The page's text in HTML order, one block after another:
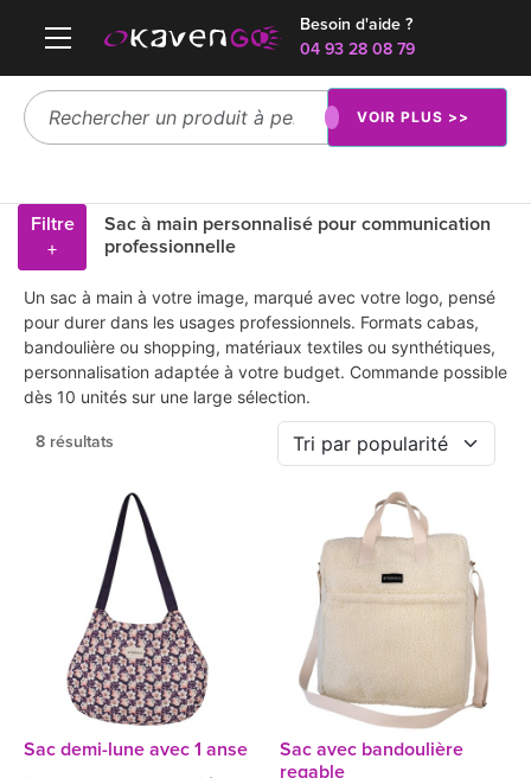
Besoin d'aide ?
04 93 28 08 79
VOIR PLUS >>
Filtre
+
Sac à main personnalisé pour communication
professionnelle
Un sac à main à votre image, marqué avec votre logo, pensé
pour durer dans les usages professionnels. Formats cabas,
bandoulière ou shopping, matériaux textiles ou synthétiques,
personnalisation adaptée à votre budget. Commande possible
dès 10 unités sur une large sélection.
8 résultats
Sac demi-lune avec 1 anse
Sac avec bandoulière
regable